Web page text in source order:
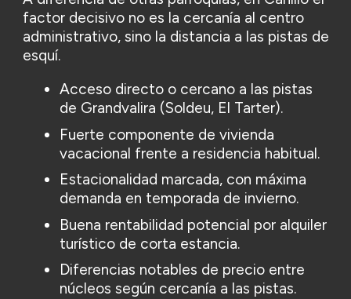
factor decisivo no es la cercanía al centro
administrativo, sino la distancia a las pistas de
esquí.
Acceso directo o cercano a las pistas
de Grandvalira (Soldeu, El Tarter).
Fuerte componente de vivienda
vacacional frente a residencia habitual.
Estacionalidad marcada, con máxima
demanda en temporada de invierno.
Buena rentabilidad potencial por alquiler
turístico de corta estancia.
Diferencias notables de precio entre
núcleos según cercanía a las pistas.